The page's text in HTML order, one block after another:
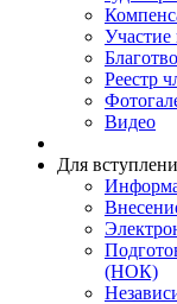
Реестр
Видео
Для
(НОК)